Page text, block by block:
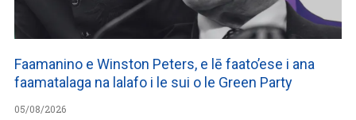
Faamanino e Winston Peters, e lē faato’ese i ana
faamatalaga na lalafo i le sui o le Green Party
05/08/2026